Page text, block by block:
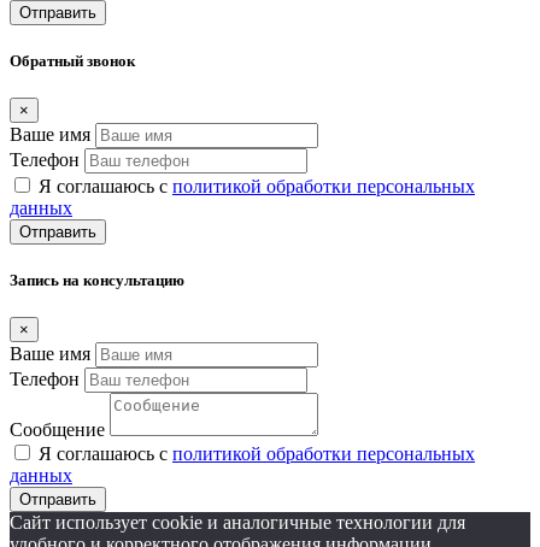
Отправить
Обратный звонок
×
Ваше имя
Телефон
Я соглашаюсь с политикой обработки персональных
данных
Отправить
Запись на консультацию
×
Ваше имя
Телефон
Сообщение
Я соглашаюсь с политикой обработки персональных
данных
Отправить
Сайт использует cookie и аналогичные технологии для